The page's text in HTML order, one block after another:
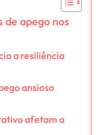
de apego nos
a resiliência
ansioso
afetam a